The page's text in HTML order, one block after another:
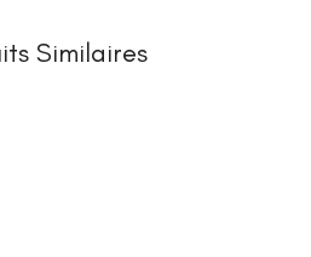
Similaires